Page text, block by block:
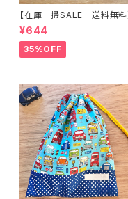
【在庫一掃SALE 送料無料
着袋(中)☆30×24cm グリー
【レトロ・くま・パンダ・リス・バ
ビ】 ★KC.666768動物 女
子｜通園通学用のかわいい
¥644
35%OFF